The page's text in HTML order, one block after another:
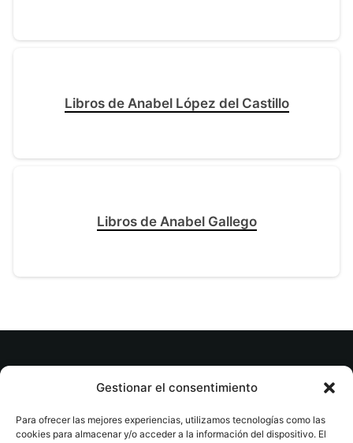
Gestionar el consentimiento
Para ofrecer las mejores experiencias, utilizamos tecnologías como las
cookies para almacenar y/o acceder a la información del dispositivo. El
Libros de Anabel López del Castillo
Libros de Anabel Gallego
© tuslibrosvip.com · Todos los derechos